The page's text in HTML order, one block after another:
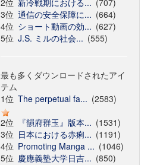
2位 新冷戦期における... (707)
3位 通信の安全保障に... (664)
4位 ショート動画の効... (627)
5位 J.S. ミルの社会... (555)
最も多くダウンロードされたアイ
テム
1位 The perpetual fa... (2583)
2位
『韻府群玉』版本... (1531)
3位 日本における赤痢... (1191)
4位 Promoting Manga ... (1046)
5位 慶應義塾大学日吉... (850)